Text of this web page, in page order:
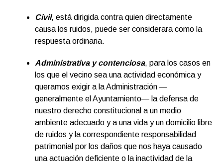
Civil, está dirigida contra quien directamente
causa los ruidos, puede ser considerara como la
respuesta ordinaria.
Administrativa y contenciosa, para los casos en
los que el vecino sea una actividad económica y
queramos exigir a la Administración —
generalmente el Ayuntamiento— la defensa de
nuestro derecho constitucional a un medio
ambiente adecuado y a una vida y un domicilio libre
de ruidos y la correspondiente responsabilidad
patrimonial por los daños que nos haya causado
una actuación deficiente o la inactividad de la